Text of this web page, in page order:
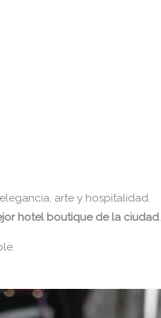
arte y hospitalidad.
hotel boutique de la ciudad.